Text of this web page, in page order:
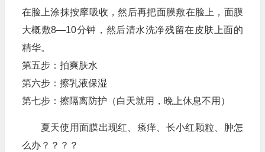
在脸上涂抹按摩吸收，然后再把面膜敷在脸上，面膜
大概敷8—10分钟，然后清水洗净残留在皮肤上面的
精华。
第五步：拍爽肤水
第六步：擦乳液保湿
第七步：擦隔离防护（白天就用，晚上休息不用）
夏天使用面膜出现红、瘙痒、长小红颗粒、肿怎
么办？？？？